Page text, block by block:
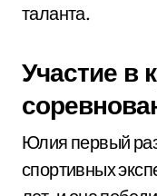
таланта.
Участие в
Юлия первый
спортивных